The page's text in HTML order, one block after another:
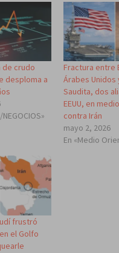
de crudo
desploma a
Fractura entre
Árabes Unidos
Saudita, dos
EEUU, en
contra Irán
mayo 2, 2026
En «Medio
frustró
el Golfo